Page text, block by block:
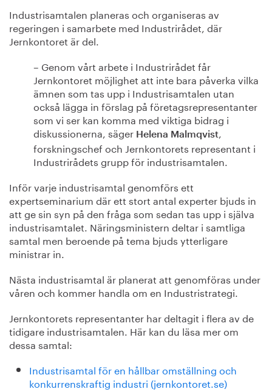
Industrisamtalen planeras och organiseras av
regeringen i samarbete med Industrirådet, där
Jernkontoret är del.
– Genom vårt arbete i Industrirådet får
Jernkontoret möjlighet att inte bara påverka vilka
ämnen som tas upp i Industrisamtalen utan
också lägga in förslag på företagsrepresentanter
som vi ser kan komma med viktiga bidrag i
diskussionerna, säger Helena Malmqvist
forskningschef och Jernkontorets representant i
Industrirådets grupp för industrisamtalen.
Inför varje industrisamtal genomförs ett
expertseminarium där ett stort antal experter bjuds in
att ge sin syn på den fråga som sedan tas upp i själva
industrisamtalet. Näringsministern deltar i samtliga
samtal men beroende på tema bjuds ytterligare
ministrar in.
Nästa industrisamtal är planerat att genomföras under
våren och kommer handla om en Industristrategi.
Jernkontorets representanter har deltagit i flera av de
tidigare industrisamtalen. Här kan du läsa mer om
dessa samtal:
Industrisamtal för en hållbar omställning och
konkurrenskraftig industri (jernkontoret.se)